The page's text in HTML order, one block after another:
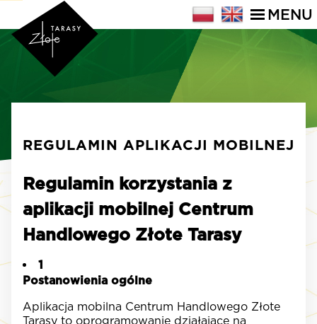
MENU
REGULAMIN APLIKACJI MOBILNEJ
Regulamin korzystania z
aplikacji mobilnej Centrum
Handlowego Złote Tarasy
1
Postanowienia ogólne
Aplikacja mobilna Centrum Handlowego Złote
Tarasy to oprogramowanie działające na